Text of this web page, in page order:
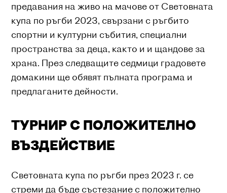
предавания на живо на мачове от Световната
купа по ръгби 2023, свързани с ръгбито
спортни и културни събития, специални
пространства за деца, както и и щандове за
храна. През следващите седмици градовете
домакини ще обявят пълната програма и
предлаганите дейности.
ТУРНИР С ПОЛОЖИТЕЛНО
ВЪЗДЕЙСТВИЕ
Световната купа по ръгби през 2023 г. се
стреми да бъде състезание с положително